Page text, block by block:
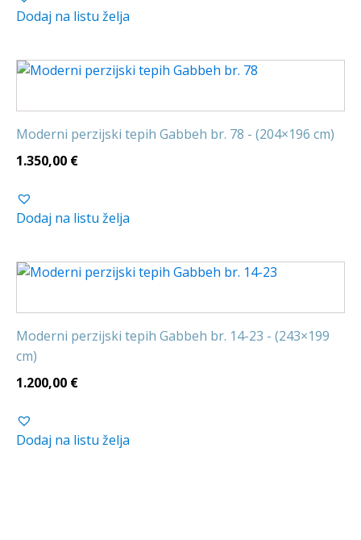
Dodaj na listu želja
Moderni perzijski tepih Gabbeh br. 78 - (204×196 cm)
1.350,00 €
Dodaj na listu želja
Moderni perzijski tepih Gabbeh br. 14-23 - (243×199
cm)
1.200,00 €
Dodaj na listu želja